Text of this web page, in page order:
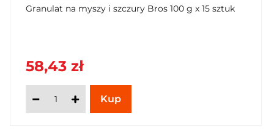
Granulat na myszy i szczury Bros 100 g x 15 sztuk
58,43 zł